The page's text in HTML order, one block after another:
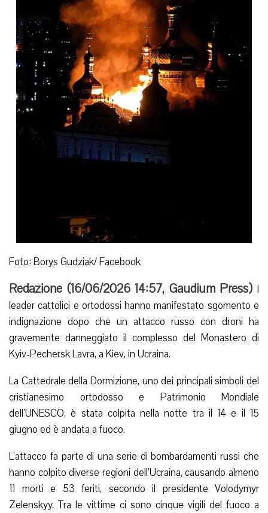
Foto: Borys Gudziak/ Facebook
Redazione (16/06/2026 14:57, Gaudium Press) I
leader cattolici e ortodossi hanno manifestato sgomento e
indignazione dopo che un attacco russo con droni ha
gravemente danneggiato il complesso del Monastero di
Kyiv-Pechersk Lavra, a Kiev, in Ucraina.
La Cattedrale della Dormizione, uno dei principali simboli del
cristianesimo ortodosso e Patrimonio Mondiale
dell’UNESCO, è stata colpita nella notte tra il 14 e il 15
giugno ed è andata a fuoco.
L’attacco fa parte di una serie di bombardamenti russi che
hanno colpito diverse regioni dell’Ucraina, causando almeno
11 morti e 53 feriti, secondo il presidente Volodymyr
Zelenskyy. Tra le vittime ci sono cinque vigili del fuoco a